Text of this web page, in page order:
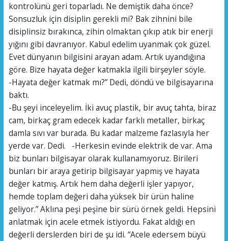
kontrolünü geri toparladı. Ne demiştik daha önce?
Sonsuzluk için disiplin gerekli mi? Bak zihnini bile
disiplinsiz bırakınca, zihin olmaktan çıkıp atık bir enerji
yığını gibi davranıyor. Kabul edelim uyanmak çok güzel.
Evet dünyanın bilgisini arayan adam. Artık uyandığına
göre. Bize hayata değer katmakla ilgili birşeyler söyle.
-Hayata değer katmak mı?” Dedi, döndü ve bilgisayarına
baktı.
-Bu şeyi inceleyelim. İki avuç plastik, bir avuç tahta, biraz
cam, birkaç gram edecek kadar farklı metaller, birkaç
damla sıvı var burada. Bu kadar malzeme fazlasıyla her
yerde var. Dedi. -Herkesin evinde elektrik de var. Ama
biz bunları bilgisayar olarak kullanamıyoruz. Birileri
bunları bir araya getirip bilgisayar yapmış ve hayata
değer katmış. Artık hem daha değerli işler yapıyor,
hemde toplam değeri daha yüksek bir ürün haline
geliyor.” Aklına peşi peşine bir sürü örnek geldi. Hepsini
anlatmak için acele etmek istiyordu. Fakat aldığı en
değerli derslerden biri de şu idi. “Acele edersem büyü